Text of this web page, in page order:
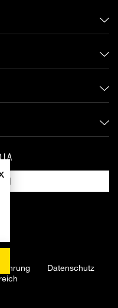
Datenschutz